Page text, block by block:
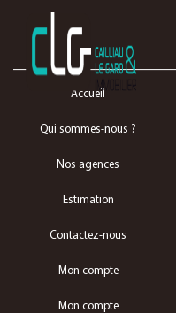
Accueil
Qui sommes-nous ?
Nos agences
Estimation
Contactez-nous
Mon compte
Mon compte